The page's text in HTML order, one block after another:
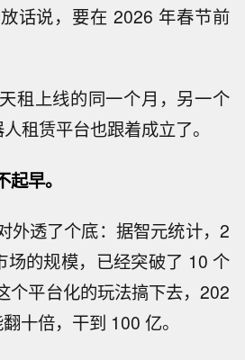
话说，要在 2026 年春节前
租上线的同一个月，另一个
租赁平台也跟着成立了。
早。
外透了个底：据智元统计，2
场的规模，已经突破了 10 个
个平台化的玩法搞下去，202
十倍，干到 100 亿。